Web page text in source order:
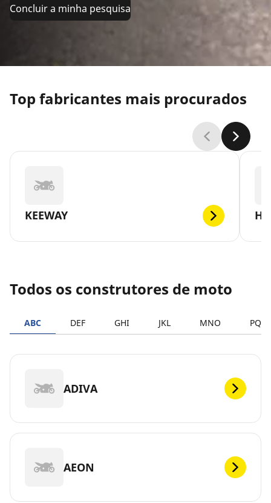
Concluir a minha pesquisa
Top fabricantes mais procurados
KEEWAY
Todos os construtores de moto
ABC DEF GHI JKL MNO PQRS
ADIVA
AEON